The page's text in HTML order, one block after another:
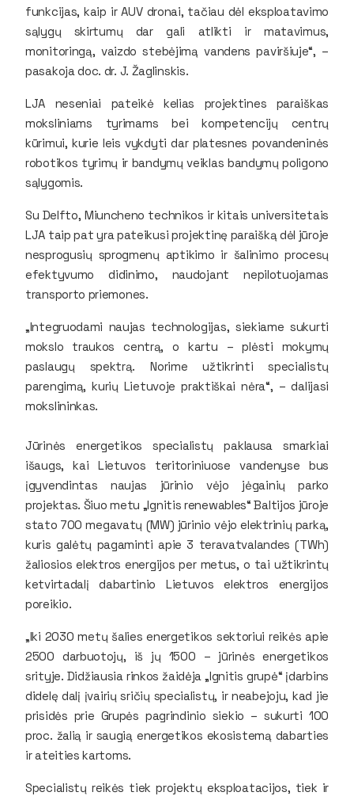
funkcijas, kaip ir AUV dronai, tačiau dėl eksploatavimo
sąlygų skirtumų dar gali atlikti ir matavimus,
monitoringą, vaizdo stebėjimą vandens paviršiuje“, –
pasakoja doc. dr. J. Žaglinskis.
LJA neseniai pateikė kelias projektines paraiškas
moksliniams tyrimams bei kompetencijų centrų
kūrimui, kurie leis vykdyti dar platesnes povandeninės
robotikos tyrimų ir bandymų veiklas bandymų poligono
sąlygomis.
Su Delfto, Miuncheno technikos ir kitais universitetais
LJA taip pat yra pateikusi projektinę paraišką dėl jūroje
nesprogusių sprogmenų aptikimo ir šalinimo procesų
efektyvumo didinimo, naudojant nepilotuojamas
transporto priemones.
„Integruodami naujas technologijas, siekiame sukurti
mokslo traukos centrą, o kartu – plėsti mokymų
paslaugų spektrą. Norime užtikrinti specialistų
parengimą, kurių Lietuvoje praktiškai nėra“, – dalijasi
mokslininkas.
Jūrinės energetikos specialistų paklausa smarkiai
išaugs, kai Lietuvos teritoriniuose vandenyse bus
įgyvendintas naujas jūrinio vėjo jėgainių parko
projektas. Šiuo metu „Ignitis renewables“ Baltijos jūroje
stato 700 megavatų (MW) jūrinio vėjo elektrinių parką,
kuris galėtų pagaminti apie 3 teravatvalandes (TWh)
žaliosios elektros energijos per metus, o tai užtikrintų
ketvirtadalį dabartinio Lietuvos elektros energijos
poreikio.
„Iki 2030 metų šalies energetikos sektoriui reikės apie
2500 darbuotojų, iš jų 1500 – jūrinės energetikos
srityje. Didžiausia rinkos žaidėja „Ignitis grupė“ įdarbins
didelę dalį įvairių sričių specialistų, ir neabejoju, kad jie
prisidės prie Grupės pagrindinio siekio – sukurti 100
proc. žalią ir saugią energetikos ekosistemą dabarties
ir ateities kartoms.
Specialistų reikės tiek projektų eksploatacijos, tiek ir